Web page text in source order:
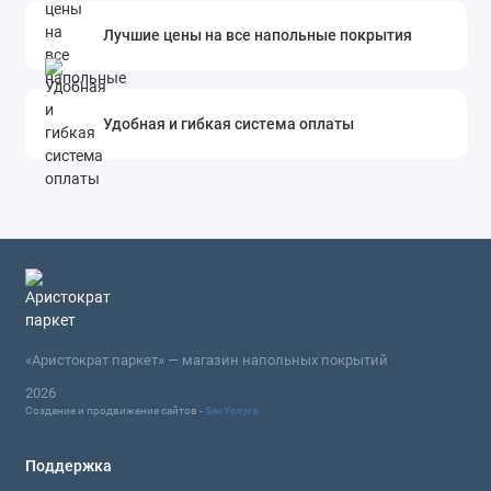
Лучшие цены на все напольные покрытия
Удобная и гибкая система оплаты
«Аристократ паркет» — магазин напольных покрытий
2026
Создание и продвижение сайтов -SeoУслуга
Поддержка